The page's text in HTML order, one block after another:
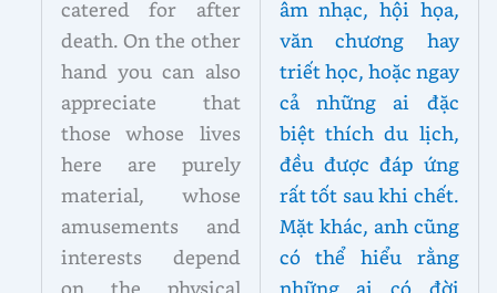
catered for after
death. On the other
hand you can also
appreciate that
those whose lives
here are purely
material, whose
amusements and
interests depend
on the physical
âm nhạc, hội họa,
văn chương hay
triết học, hoặc ngay
cả những ai đặc
biệt thích du lịch,
đều được đáp ứng
rất tốt sau khi chết.
Mặt khác, anh cũng
có thể hiểu rằng
những ai có đời